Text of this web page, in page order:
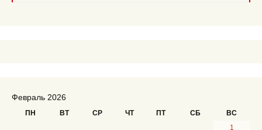
Февраль 2026
ПН ВТ СР ЧТ ПТ СБ
ВС
1